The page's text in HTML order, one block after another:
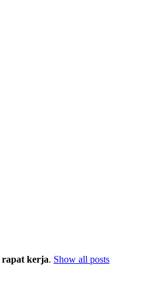
rapat kerja. Show all posts